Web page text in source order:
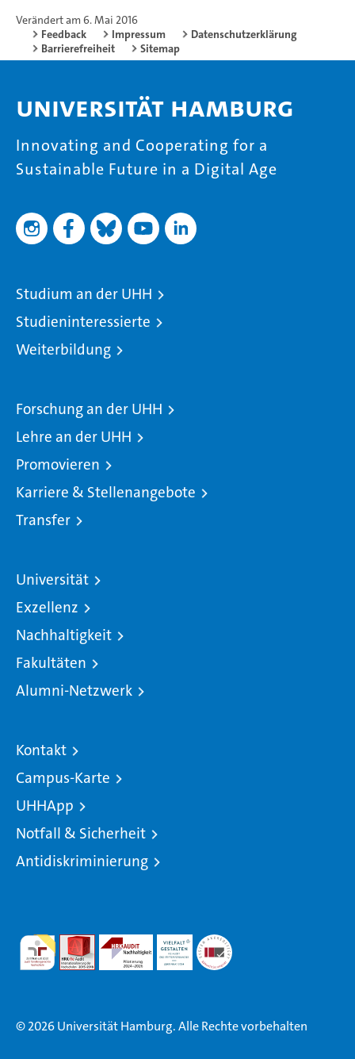
Verändert am 6. Mai 2016
Feedback
Impressum
Datenschutzerklärung
Barrierefreiheit
Sitemap
Universität Hamburg
Innovating and Cooperating for a
Sustainable Future in a Digital Age
Studium an der UHH
Studieninteressierte
Weiterbildung
Forschung an der UHH
Lehre an der UHH
Promovieren
Karriere & Stellenangebote
Transfer
Universität
Exzellenz
Nachhaltigkeit
Fakultäten
Alumni-Netzwerk
Kontakt
Campus-Karte
UHHApp
Notfall & Sicherheit
Antidiskriminierung
© 2026 Universität Hamburg. Alle Rechte vorbehalten